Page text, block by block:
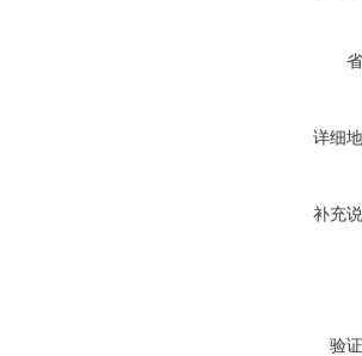
详细
补充
验